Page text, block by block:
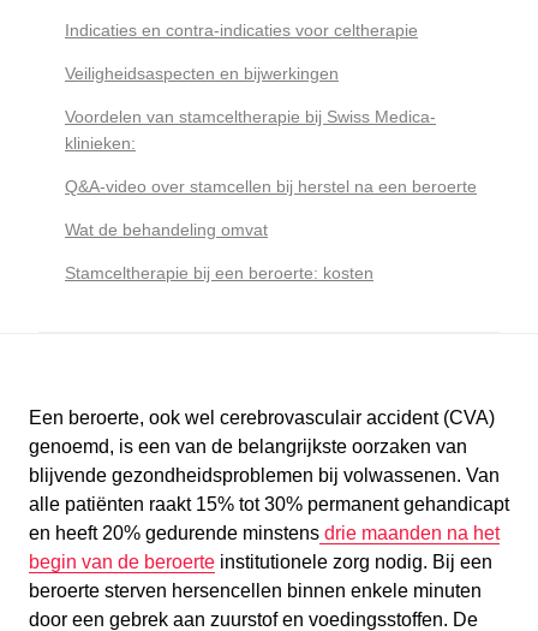
Een beroerte, ook wel cerebrovasculair accident (CVA)
genoemd, is een van de belangrijkste oorzaken van
blijvende gezondheidsproblemen bij volwassenen. Van
alle patiënten raakt 15% tot 30% permanent gehandicapt
en heeft 20% gedurende minstens drie maanden na het
begin van de beroerte institutionele zorg nodig. Bij een
beroerte sterven hersencellen binnen enkele minuten
door een gebrek aan zuurstof en voedingsstoffen. De
Indicaties en contra-indicaties voor celtherapie
Veiligheidsaspecten en bijwerkingen
Voordelen van stamceltherapie bij Swiss Medica-
klinieken:
Q&A-video over stamcellen bij herstel na een beroerte
Wat de behandeling omvat
Stamceltherapie bij een beroerte: kosten